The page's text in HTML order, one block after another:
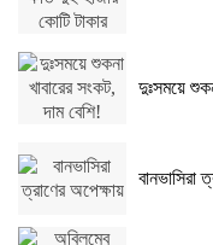
দুঃসময়ে
বানভাসিরা